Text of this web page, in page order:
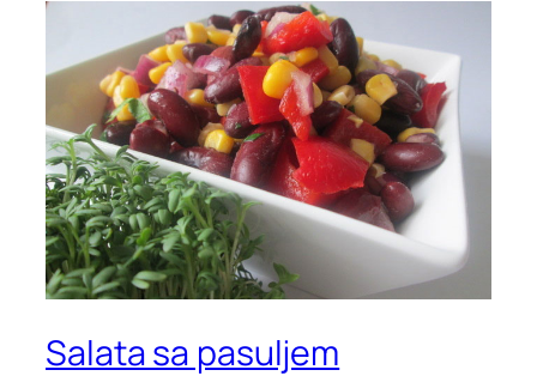
Salata sa pasuljem